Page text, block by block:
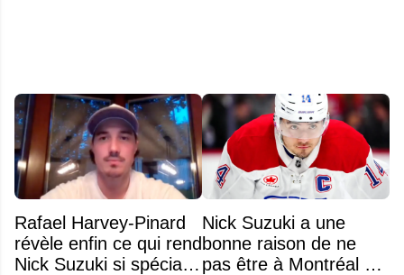
Rafael Harvey-Pinard
révèle enfin ce qui rend
Nick Suzuki si spécial
Nick Suzuki a une
bonne raison de ne
pas être à Montréal cet